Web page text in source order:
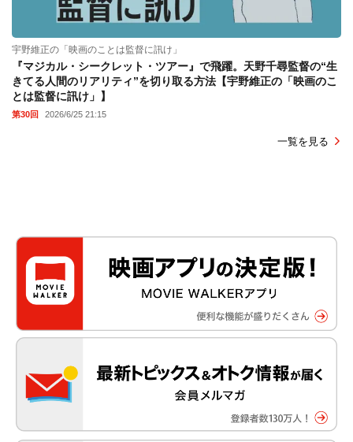
宇野維正の「映画のことは監督に訊け」
『マジカル・シークレット・ツアー』で飛躍。天野千尋監督の“生
きてる人間のリアリティ”を切り取る方法【宇野維正の「映画のこ
とは監督に訊け」】
第30回 2026/6/25 21:15
一覧を見る